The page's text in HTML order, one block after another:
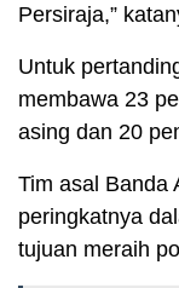
Persiraja,”
Untuk
membawa 23
asing dan 20
Tim asal Banda
peringkatnya
tujuan meraih